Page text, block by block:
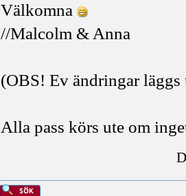
Välkomna
//Malcolm & Anna
(OBS! Ev ändringar läggs
Alla pass körs ute om